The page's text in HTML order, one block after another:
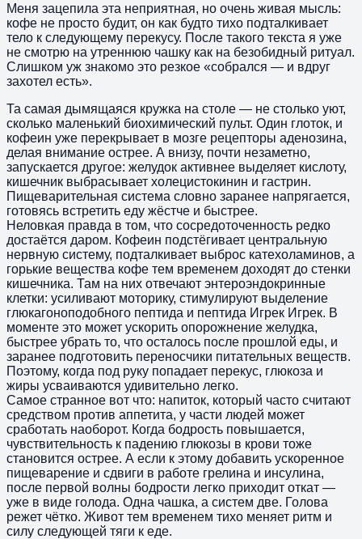
Меня зацепила эта неприятная, но очень живая мысль:
кофе не просто будит, он как будто тихо подталкивает
тело к следующему перекусу. После такого текста я уже
не смотрю на утреннюю чашку как на безобидный ритуал.
Слишком уж знакомо это резкое «собрался — и вдруг
захотел есть».
Та самая дымящаяся кружка на столе — не столько уют,
сколько маленький биохимический пульт. Один глоток, и
кофеин уже перекрывает в мозге рецепторы аденозина,
делая внимание острее. А внизу, почти незаметно,
запускается другое: желудок активнее выделяет кислоту,
кишечник выбрасывает холецистокинин и гастрин.
Пищеварительная система словно заранее напрягается,
готовясь встретить еду жёстче и быстрее.
Неловкая правда в том, что сосредоточенность редко
достаётся даром. Кофеин подстёгивает центральную
нервную систему, подталкивает выброс катехоламинов, а
горькие вещества кофе тем временем доходят до стенки
кишечника. Там на них отвечают энтероэндокринные
клетки: усиливают моторику, стимулируют выделение
глюкагоноподобного пептида и пептида Игрек Игрек. В
моменте это может ускорить опорожнение желудка,
быстрее убрать то, что осталось после прошлой еды, и
заранее подготовить переносчики питательных веществ.
Поэтому, когда под руку попадает перекус, глюкоза и
жиры усваиваются удивительно легко.
Самое странное вот что: напиток, который часто считают
средством против аппетита, у части людей может
сработать наоборот. Когда бодрость повышается,
чувствительность к падению глюкозы в крови тоже
становится острее. А если к этому добавить ускоренное
пищеварение и сдвиги в работе грелина и инсулина,
после первой волны бодрости легко приходит откат —
уже в виде голода. Одна чашка, а систем две. Голова
режет чётко. Живот тем временем тихо меняет ритм и
силу следующей тяги к еде.